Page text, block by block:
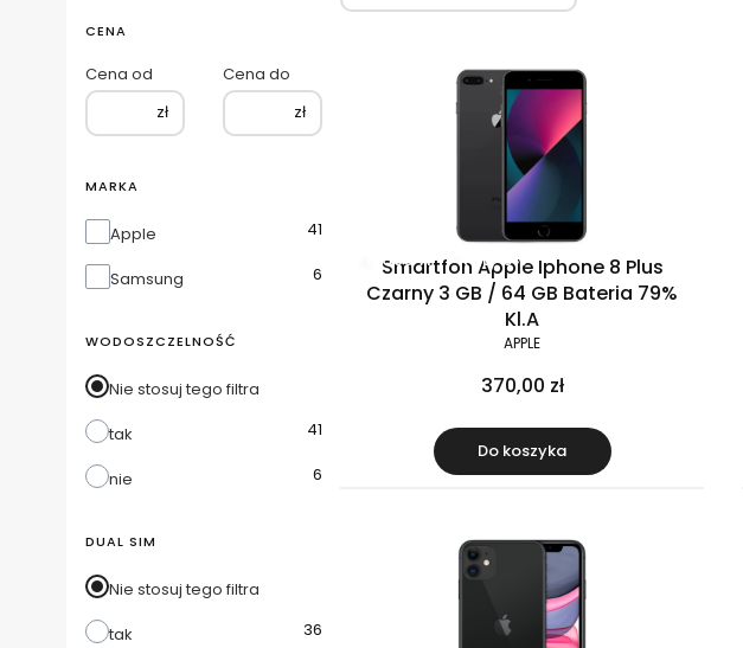
CENA
Cena od
zł
Cena do
zł
MARKA
Marka
Apple 41
Samsung 6
WODOSZCZELNOŚĆ
Nie stosuj tego filtra
tak
41
nie 6
DUAL SIM
Nie stosuj tego filtra
tak
36
Klasa A Raty 0%
Smartfon Apple Iphone 8 Plus
Czarny 3 GB / 64 GB Bateria 79%
Kl.A
APPLE
370,00 zł
Do koszyka